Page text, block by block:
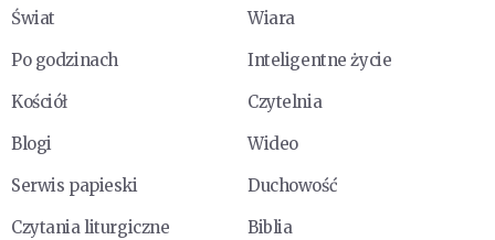
Świat
Wiara
Po godzinach
Inteligentne życie
Kościół
Czytelnia
Blogi
Wideo
Serwis papieski
Duchowość
Czytania liturgiczne
Biblia